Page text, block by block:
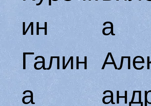
ин
а
Галин
а